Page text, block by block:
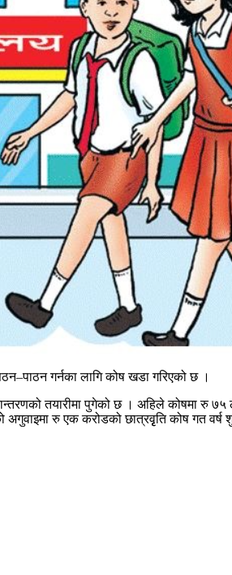
गर्नका लागि कोष खडा गरिएको छ ।
तयारीमा पुगेको छ । अहिले कोषमा रु
अगुवाइमा रु एक करोडको छात्रवृृति कोष गत वर्ष